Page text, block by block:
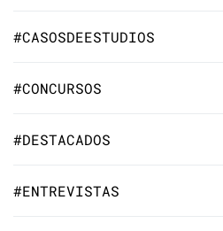
#CASOSDEESTUDIOS
#CONCURSOS
#DESTACADOS
#ENTREVISTAS